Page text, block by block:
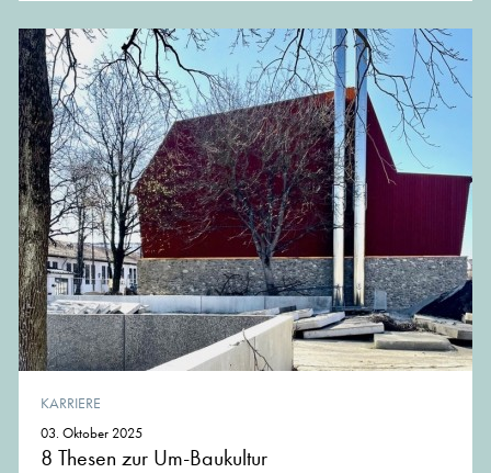
KARRIERE
03. Oktober 2025
8 Thesen zur Um-Baukultur